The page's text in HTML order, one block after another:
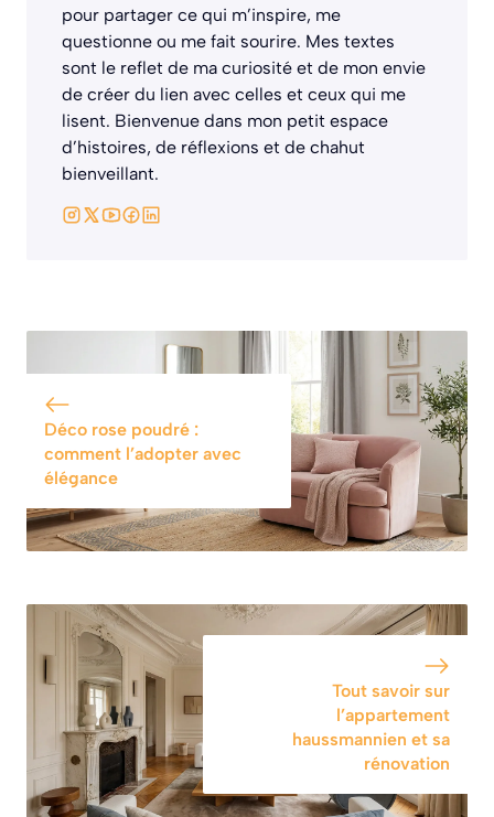
pour partager ce qui m’inspire, me
questionne ou me fait sourire. Mes textes
sont le reflet de ma curiosité et de mon envie
de créer du lien avec celles et ceux qui me
lisent. Bienvenue dans mon petit espace
d’histoires, de réflexions et de chahut
bienveillant.
Déco rose poudré :
comment l’adopter avec
élégance
Tout savoir sur
l’appartement
haussmannien et sa
rénovation